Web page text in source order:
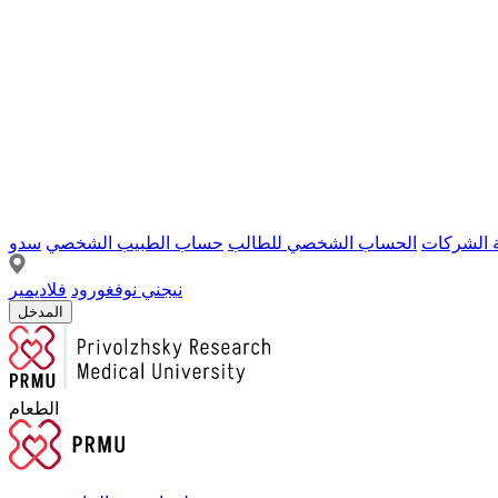
الشركات الحساب الشخصي للطالب حساب الطبيب الشخصي سدو
نيجني نوفغورود فلاديمير
المدخل
الطعام